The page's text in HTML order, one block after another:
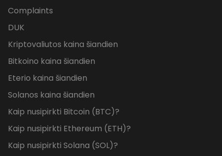
Complaints
DUK
Kriptovaliutos kaina šiandien
Bitkoino kaina šiandien
Eterio kaina šiandien
Solanos kaina šiandien
Kaip nusipirkti Bitcoin (BTC)?
Kaip nusipirkti Ethereum (ETH)?
Kaip nusipirkti Solana (SOL)?